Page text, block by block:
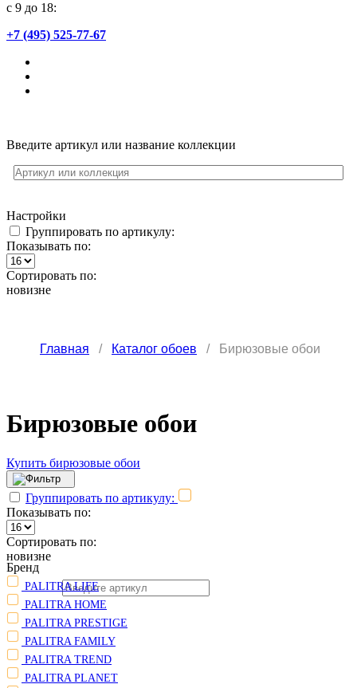
с 9 до 18:
+7 (495) 525-77-67
Введите артикул или название коллекции
Настройки
Группировать по артикулу:
Показывать по:
Сортировать по:
новизне
Главная / Каталог обоев / Бирюзовые обои
Бирюзовые обои
Купить бирюзовые обои
Группировать по артикулу:
Показывать по:
Сортировать по:
новизне
Бренд
PALITRA LIFE
PALITRA HOME
PALITRA PRESTIGE
PALITRA FAMILY
PALITRA TREND
PALITRA PLANET